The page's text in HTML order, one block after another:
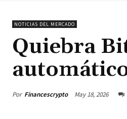
NOTICIAS DEL MERCADO
Quiebra
Por Financescrypto May 18, 2026